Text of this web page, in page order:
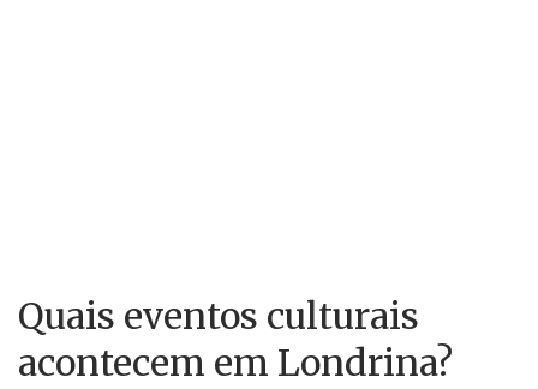
Quais eventos culturais
acontecem em Londrina?